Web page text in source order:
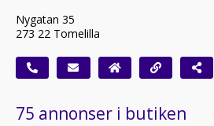
Nygatan 35
273 22 Tomelilla
75 annonser i butiken